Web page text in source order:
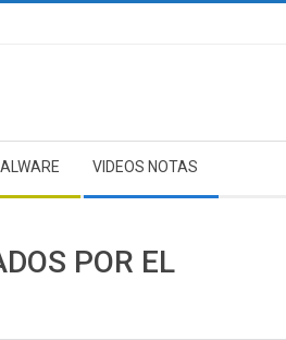
VIDEOS NOTAS
POR EL